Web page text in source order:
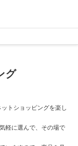
グ
トショッピングを楽し
軽に選んで、その場で